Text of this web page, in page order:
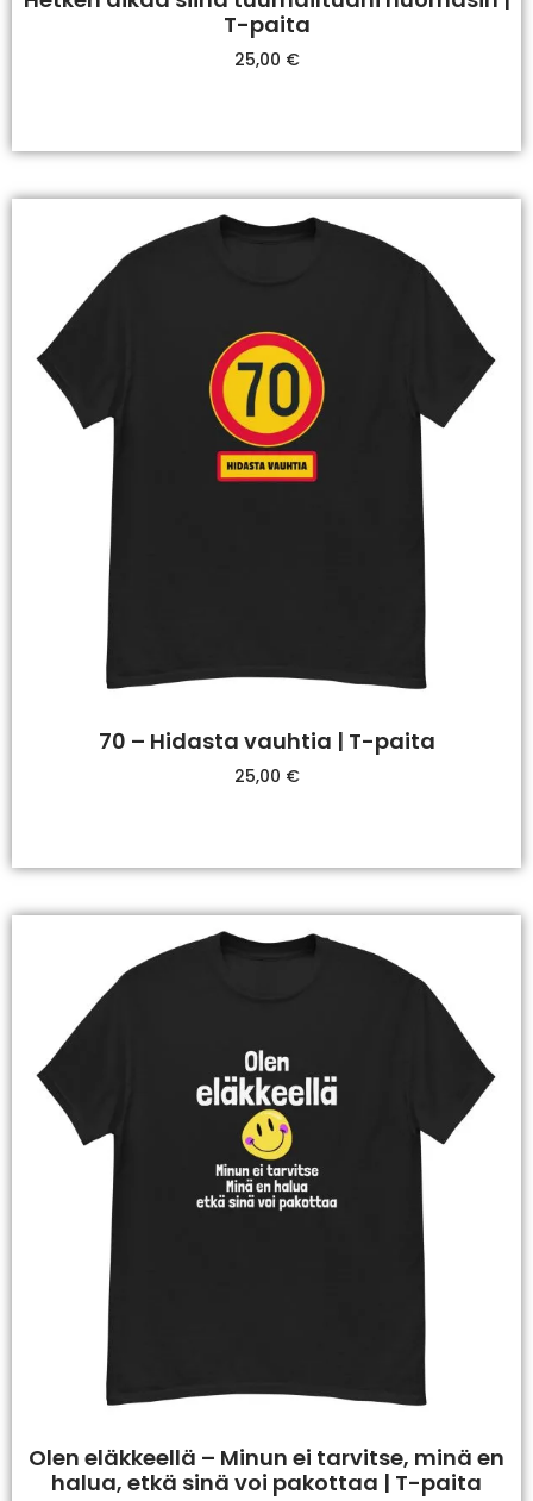
T-paita
25,00 €
70 – Hidasta vauhtia | T-paita
25,00 €
Olen eläkkeellä – Minun ei tarvitse, minä en
halua, etkä sinä voi pakottaa | T-paita